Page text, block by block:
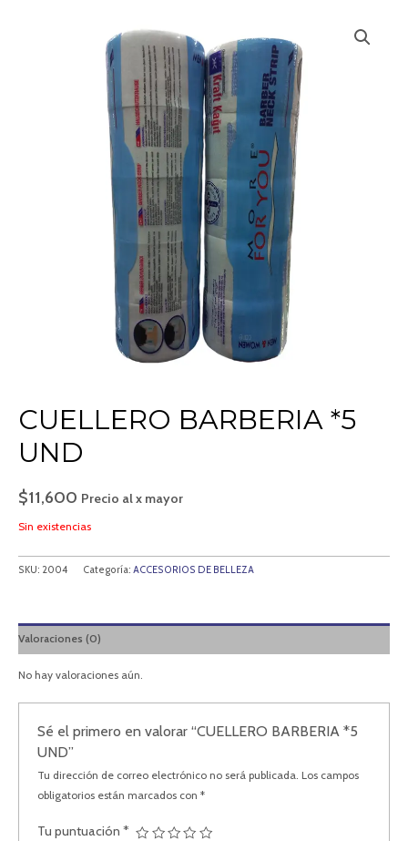
CUELLERO BARBERIA *5
UND
$11,600 Precio al x mayor
Sin existencias
SKU: 2004 Categoría: ACCESORIOS DE BELLEZA
Valoraciones (0)
No hay valoraciones aún.
Sé el primero en valorar “CUELLERO BARBERIA *5
UND”
Tu dirección de correo electrónico no será publicada. Los campos
obligatorios están marcados con*
Tu puntuación*